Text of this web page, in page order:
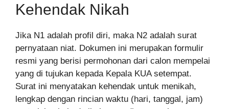
Kehendak Nikah
Jika N1 adalah profil diri, maka N2 adalah surat
pernyataan niat. Dokumen ini merupakan formulir
resmi yang berisi permohonan dari calon mempelai
yang di tujukan kepada Kepala KUA setempat.
Surat ini menyatakan kehendak untuk menikah,
lengkap dengan rincian waktu (hari, tanggal, jam)